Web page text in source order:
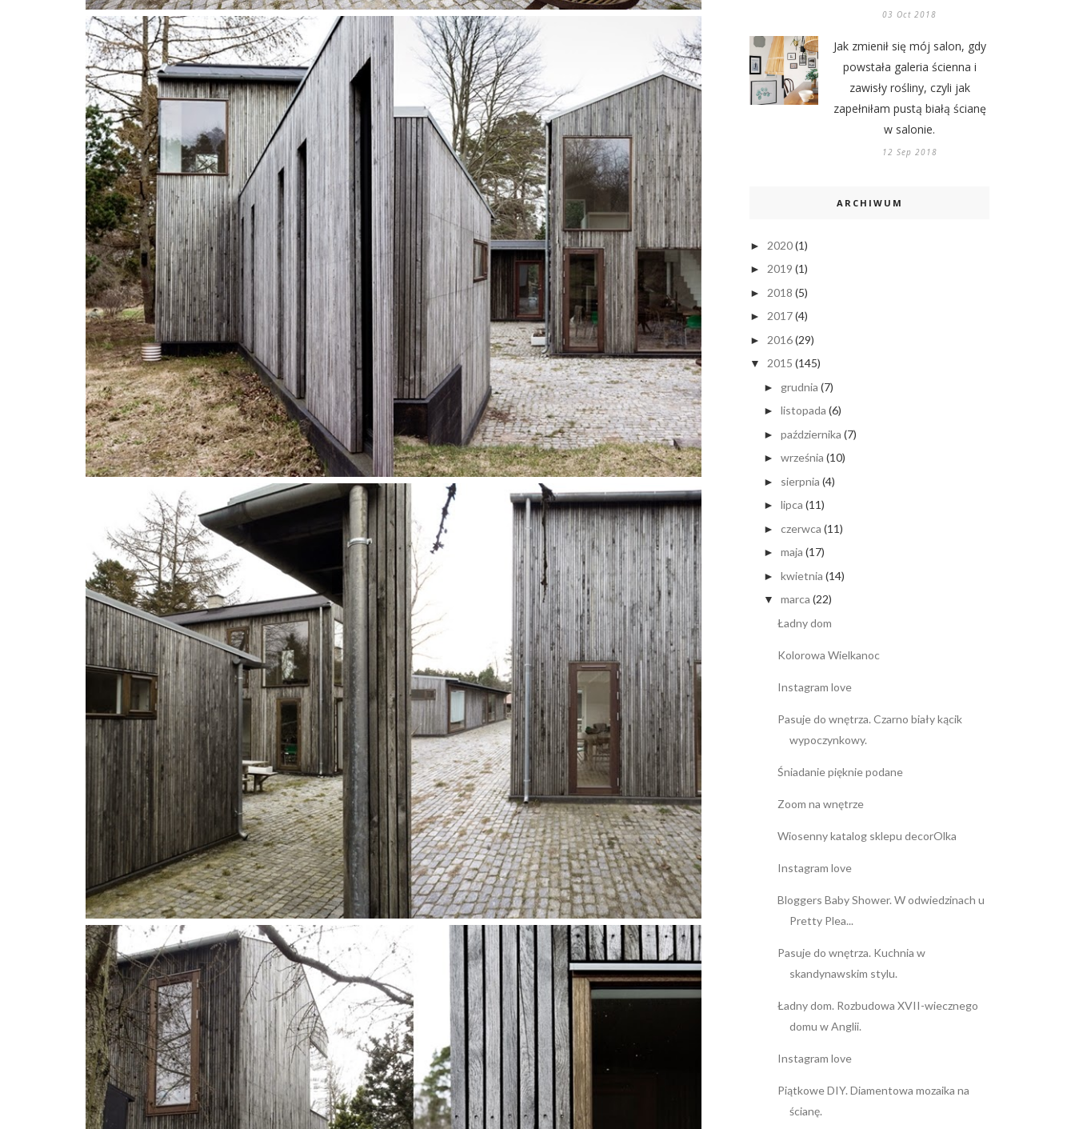
03 Oct 2018
Jak zmienił się mój salon, gdy
powstała galeria ścienna i
zawisły rośliny, czyli jak
zapełniłam pustą białą ścianę
w salonie.
12 Sep 2018
ARCHIWUM
► 2020(1)
► 2019 (1)
► 2018 (5)
► 2017(4)
► 2016(29)
▼ 2015 (145)
► grudnia (7)
► listopada (6)
► października (7)
► września (10)
► sierpnia (4)
► lipca (11)
► czerwca (11)
► maja (17)
► kwietnia (14)
▼ marca (22)
Ładny dom
Kolorowa Wielkanoc
Instagram love
Pasuje do wnętrza. Czarno biały kącik
wypoczynkowy.
Śniadanie pięknie podane
Zoom na wnętrze
Wiosenny katalog sklepu decorOlka
Instagram love
Bloggers Baby Shower. W odwiedzinach u
Pretty Plea...
Pasuje do wnętrza. Kuchnia w
skandynawskim stylu.
Ładny dom. Rozbudowa XVII-wiecznego
domu w Anglii.
Instagram love
Piątkowe DIY. Diamentowa mozaika na
ścianę.